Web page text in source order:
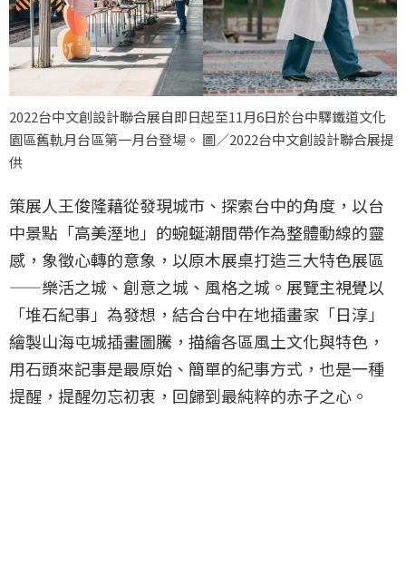
2022台中文創設計聯合展自即日起至11月6日於台中驛鐵道文化
園區舊軌月台區第一月台登場。 圖／2022台中文創設計聯合展提
供
策展人王俊隆藉從發現城市、探索台中的角度，以台
中景點「高美溼地」的蜿蜒潮間帶作為整體動線的靈
感，象徵心轉的意象，以原木展桌打造三大特色展區
——樂活之城、創意之城、風格之城。展覽主視覺以
「堆石紀事」為發想，結合台中在地插畫家「日淳」
繪製山海屯城插畫圖騰，描繪各區風土文化與特色，
用石頭來記事是最原始、簡單的紀事方式，也是一種
提醒，提醒勿忘初衷，回歸到最純粹的赤子之心。